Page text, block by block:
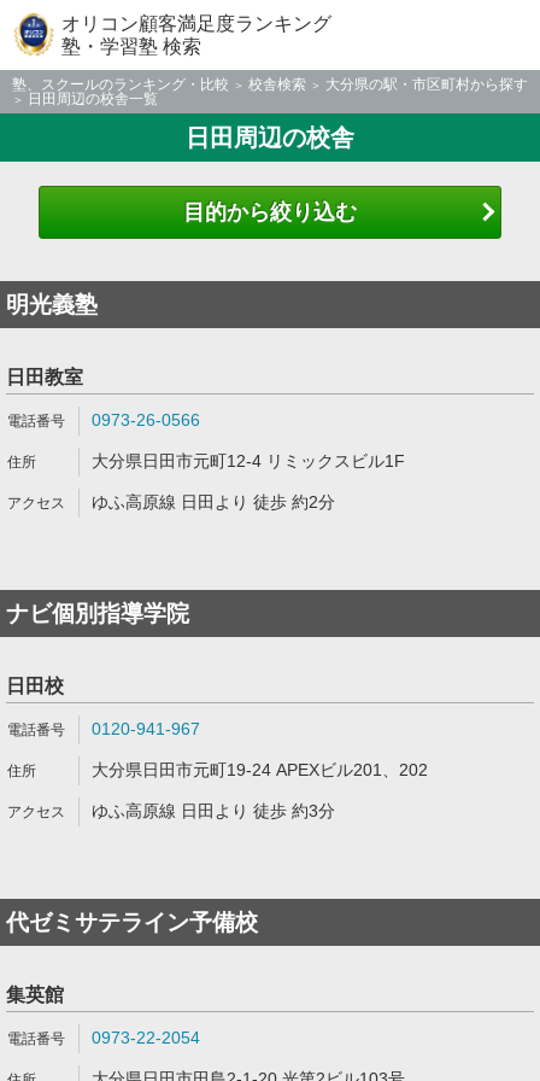
オリコン顧客満足度ランキング
塾・学習塾 検索
塾、スクールのランキング・比較 校舎検索
大分県の駅・市区町村から探す
日田周辺の校舎一覧
日田周辺の校舎
目的から絞り込む
明光義塾
日田教室
0973-26-0566
大分県日田市元町12-4 リミックスビル1F
ゆふ高原線 日田より 徒歩 約2分
ナビ個別指導学院
日田校
0120-941-967
大分県日田市元町19-24 APEXビル201、202
ゆふ高原線 日田より 徒歩 約3分
代ゼミサテライン予備校
集英館
0973-22-2054